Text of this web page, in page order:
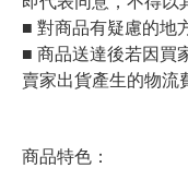
■ 對商品有疑慮的地
■ 商品送達後若因買
賣家出貨產生的物流
商品特色：